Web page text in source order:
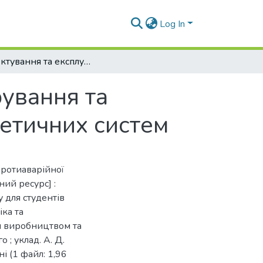
Log In
Проектування та експлуатація систем керування та протиаварійної автоматики електроенергетичних систем
та
систем
ресурс] :
студентів
та
виробництвом та
; уклад. А. Д.
(1 файл: 1,96